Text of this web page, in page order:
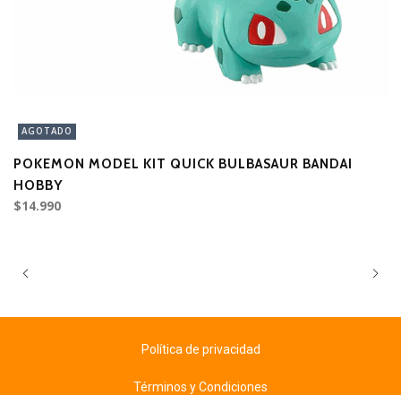
AGOTADO
POKEMON MODEL KIT QUICK BULBASAUR BANDAI
HOBBY
$14.990
Política de privacidad
Términos y Condiciones